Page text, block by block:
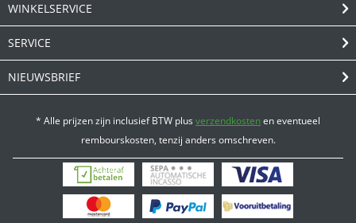
WINKELSERVICE
SERVICE
NIEUWSBRIEF
* Alle prijzen zijn inclusief BTW plusverzendkostenen eventueel
rembourskosten, tenzij anders omschreven.